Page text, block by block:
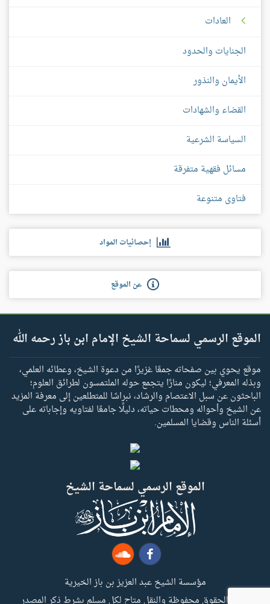
العادات
الجنايات والحدود
الأيمان والنذور
القضاء والشهادات
السياسة الشرعية
مسائل فقهية متفرقة
فتاوى متنوعة
إحصائيات المواد
عن الموقع
الموقع الرسمي لسماحة الشيخ الإمام ابن باز رحمه الله
موقع يحوي بين صفحاته جمعًا غزيرًا من دعوة الشيخ، وعطائه العلمي،
وبذله المعرفي؛ ليكون منارًا يتجمع حوله الملتمسون لطرائق العلوم؛
الباحثون عن سبل الاعتصام والرشاد، نبراسًا للمتطلعين إلى معرفة المزيد
عن الشيخ وأحواله ومحطات حياته، دليلًا جامعًا لفتاويه وإجاباته على
أسئلة الناس وقضايا المسلمين.
الموقع الرسمي لسماحة الشيخ
مؤسسة الشيخ عبد العزيز بن باز الخيرية